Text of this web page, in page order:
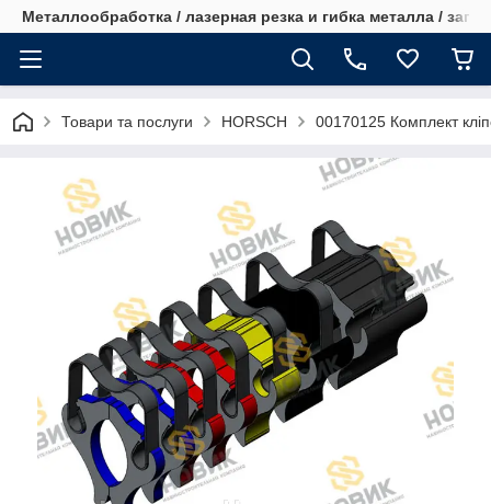
Металлообработка / лазерная резка и гибка металла /
Товари та послуги HORSCH 00170125 Комплект